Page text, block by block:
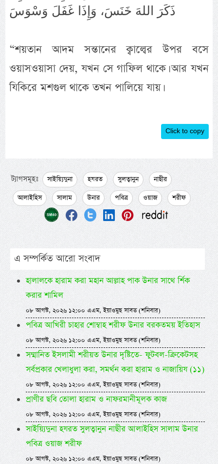
ذَكَرَ اللهَ خَنَسَ، وَإِذَا غَفَلَ وَسْوَسَ
“শয়তান আদম সন্তানের ক্বাল্বের উপর বসে
ওয়াসওয়াসা দেয়, যখন সে গাফিল থাকে। আর যখন
যিকিরে মশগুল থাকে তখন পালিয়ে যায়।
Click to copy
ট্যাগসমূহঃ সাইয়্যিদুনা হযরত সুলত্বানুন
নাছীর
আলাইহিস
সালাম উনার পবিত্র ওয়াজ শরীফ
এ সম্পর্কিত আরো সংবাদ
হালালকে হারাম করা মহান আল্লাহ পাক উনার সাথে র্শিক
করার শামিল
০৮ আগস্ট, ২০২৬ ১২:০০ এএম, ইয়াওমুছ সাবত (শনিবার)
পবিত্র আখিরী চাহার শোম্বাহ শরীফ উনার বরকতময় ইতিহাস
০৮ আগস্ট, ২০২৬ ১২:০০ এএম, ইয়াওমুছ সাবত (শনিবার)
সম্মানিত ইসলামী শরীয়ত উনার দৃষ্টিতে- ফুটবল-ক্রিকেটসহ
সর্বপ্রকার খেলাধুলা করা, সমর্থন করা হারাম ও নাজায়িয (১১)
০৮ আগস্ট, ২০২৬ ১২:০০ এএম, ইয়াওমুছ সাবত (শনিবার)
প্রাণীর ছবি তোলা হারাম ও নাফরমানীমূলক কাজ
০৮ আগস্ট, ২০২৬ ১২:০০ এএম, ইয়াওমুছ সাবত (শনিবার)
সাইয়্যিদুনা হযরত সুলত্বানুন নাছীর আলাইহিস সালাম উনার
পবিত্র ওয়াজ শরীফ
০৮ আগস্ট, ২০২৬ ১২:০০ এএম, ইয়াওমুছ সাবত (শনিবার)